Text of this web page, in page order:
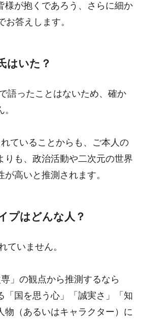
様が抱くであろう、さらに細か
お答えします。
はいた？
語ったことはないため、確か
れていることからも、ご本人の
りも、政治活動や二次元の世界
高いと推測されます。
プはどんな人？
ていません。
」の観点から推測するなら
「国を思う心」「誠実さ」「知
物（あるいはキャラクター）に